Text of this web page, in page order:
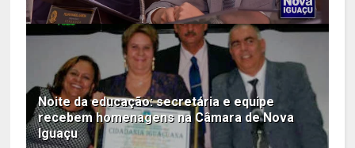
Noite da educação: secretária e equipe
recebem homenagens na Câmara de Nova
Iguaçu